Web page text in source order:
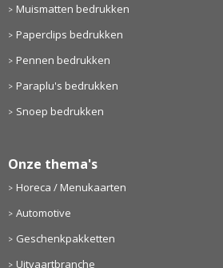
Muismatten bedrukken
Paperclips bedrukken
Pennen bedrukken
Paraplu's bedrukken
Snoep bedrukken
Onze thema's
Horeca / Menukaarten
Automotive
Geschenkpakketten
Uitvaartbranche